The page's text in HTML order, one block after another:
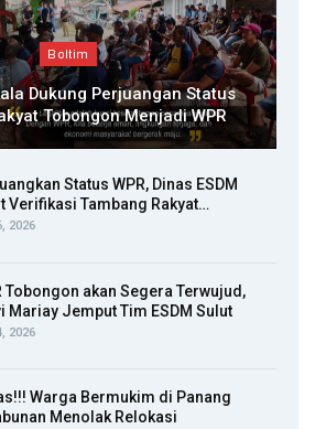
Boltim
Dukung Perjuangan Status
Tobongon Menjadi WPR
Status WPR, Dinas ESDM
Verifikasi Tambang Rakyat…
2026
Tobongon akan Segera Terwujud,
Mariay Jemput Tim ESDM Sulut
2026
Warga Bermukim di Panang
Menolak Relokasi